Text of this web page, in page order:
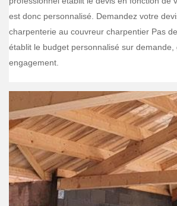
est donc personnalisé. Demandez votre
charpenterie au couvreur charpentier Pas
établit le budget personnalisé sur
engagement.